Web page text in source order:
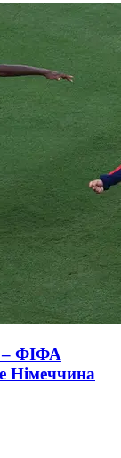
– ФІФА
Німеччина